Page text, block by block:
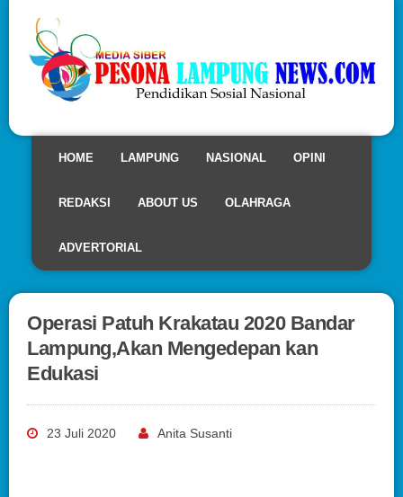
HOME LAMPUNG NASIONAL OPINI
REDAKSI ABOUT US OLAHRAGA
ADVERTORIAL
Operasi Patuh Krakatau 2020 Bandar
Lampung,Akan Mengedepan kan
Edukasi
23 Juli 2020 Anita Susanti